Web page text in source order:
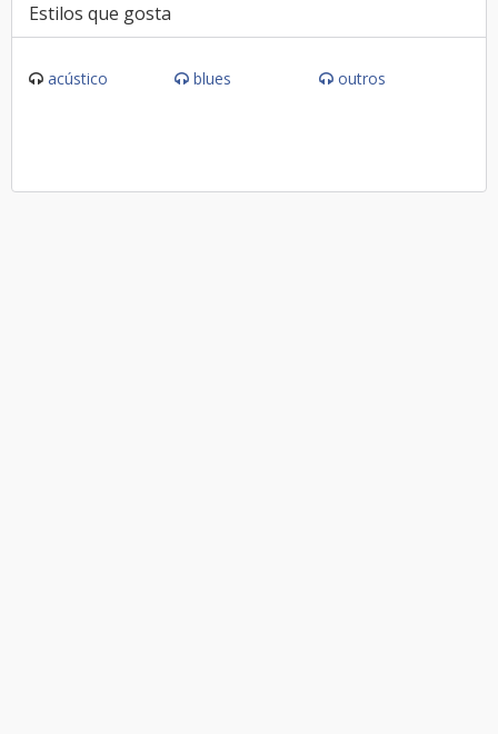
Estilos que gosta
acústico blues outros